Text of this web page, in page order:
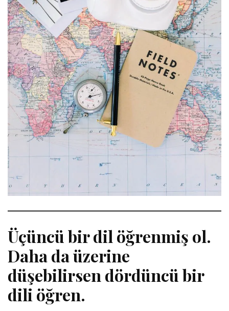
Üçüncü bir dil öğrenmiş ol.
Daha da üzerine
düşebilirsen dördüncü bir
dili öğren.